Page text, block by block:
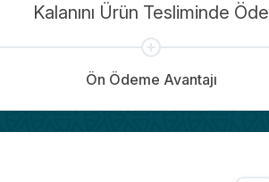
Kalanını Ürün Tesliminde Öde
Ön Ödeme Avantajı